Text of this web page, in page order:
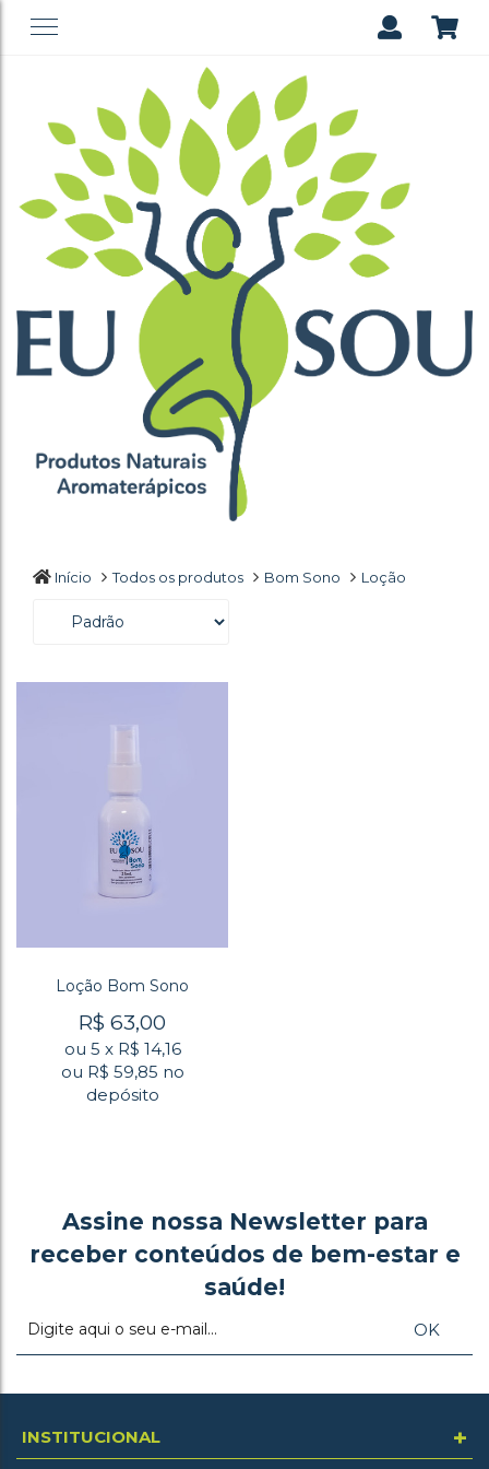
Início Todos os produtos Bom Sono Loção
Loção Bom Sono
R$ 63,00
ou 5 x R$ 14,16
ou R$ 59,85 no
depósito
Assine nossa Newsletter para
receber conteúdos de bem-estar e
saúde!
INSTITUCIONAL +